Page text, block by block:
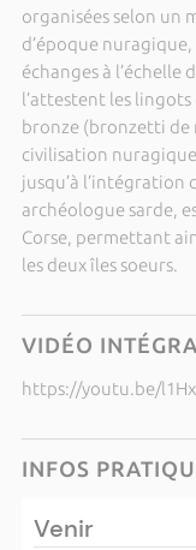
organisées selon un
d’époque
échanges à
l’attestent les lingots
bronze (bronzetti de
civilisation
jusqu’à l’intégration
archéologue sarde,
Corse, permettant
les deux îles soeurs.
VIDÉO
https://youtu.be/
INFOS
Venir